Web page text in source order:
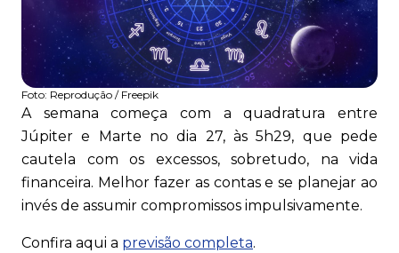
Foto: Reprodução / Freepik
A semana começa com a quadratura entre
Júpiter e Marte no dia 27, às 5h29, que pede
cautela com os excessos, sobretudo, na vida
financeira. Melhor fazer as contas e se planejar ao
invés de assumir compromissos impulsivamente.
Confira aqui a previsão completa.